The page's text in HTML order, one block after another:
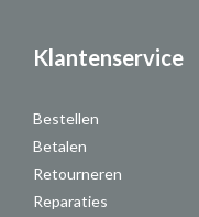
Klantenservice
Bestellen
Betalen
Retourneren
Reparaties